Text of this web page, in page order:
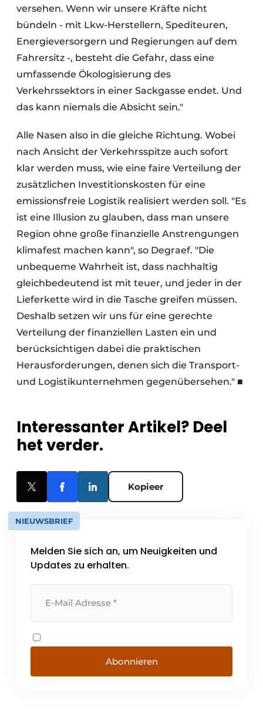
versehen. Wenn wir unsere Kräfte nicht
bündeln - mit Lkw-Herstellern, Spediteuren,
Energieversorgern und Regierungen auf dem
Fahrersitz -, besteht die Gefahr, dass eine
umfassende Ökologisierung des
Verkehrssektors in einer Sackgasse endet. Und
das kann niemals die Absicht sein."
Alle Nasen also in die gleiche Richtung. Wobei
nach Ansicht der Verkehrsspitze auch sofort
klar werden muss, wie eine faire Verteilung der
zusätzlichen Investitionskosten für eine
emissionsfreie Logistik realisiert werden soll. "Es
ist eine Illusion zu glauben, dass man unsere
Region ohne große finanzielle Anstrengungen
klimafest machen kann", so Degraef. "Die
unbequeme Wahrheit ist, dass nachhaltig
gleichbedeutend ist mit teuer, und jeder in der
Lieferkette wird in die Tasche greifen müssen.
Deshalb setzen wir uns für eine gerechte
Verteilung der finanziellen Lasten ein und
berücksichtigen dabei die praktischen
Herausforderungen, denen sich die Transport-
und Logistikunternehmen gegenübersehen." ■
Interessanter Artikel? Deel
het verder.
Kopieer
NIEUWSBRIEF
Melden Sie sich an, um Neuigkeiten und
Updates zu erhalten.
Abonnieren